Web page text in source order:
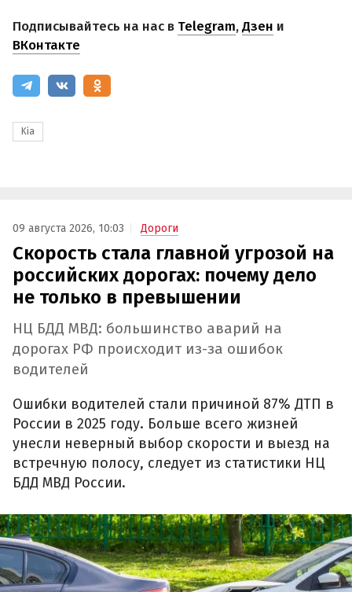
Подписывайтесь на нас в Telegram,Дзен и
ВКонтакте
Kia
09 августа 2026, 10:03 Дороги
Скорость стала главной угрозой на
российских дорогах: почему дело
не только в превышении
НЦ БДД МВД: большинство аварий на
дорогах РФ происходит из-за ошибок
водителей
Ошибки водителей стали причиной 87% ДТП в
России в 2025 году. Больше всего жизней
унесли неверный выбор скорости и выезд на
встречную полосу, следует из статистики НЦ
БДД МВД России.